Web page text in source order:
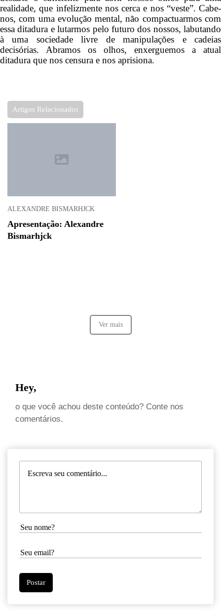
realidade, que infelizmente nos cerca e nos “veste”. Cabe-
nos, com uma evolução mental, não compactuarmos com
essa ditadura e lutarmos pelo futuro dos nossos, labutando
à uma sociedade livre de manipulações e cadeias
decisórias. Abramos os olhos, enxerguemos a atual
ditadura que nos censura e nos aprisiona.
Artigos Relacionados
ALEXANDRE BISMARHJCK
Apresentação: Alexandre
Bismarhjck
Ver mais
Hey,
o que você achou deste conteúdo? Conte nos
comentários.